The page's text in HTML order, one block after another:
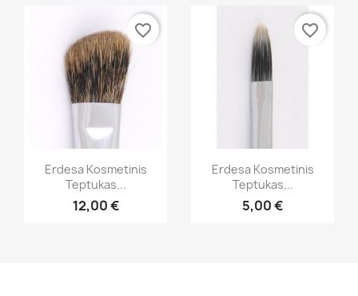
Greita peržiūra
Erdesa Kosmetinis
Teptukas...
12,00 €
favorite_border
Greita peržiūra
Erdesa Kosmetinis
Teptukas...
5,00 €
favorite_border